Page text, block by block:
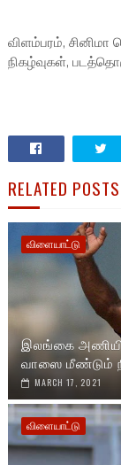
விளம்பரம், சினிமா
நிகழ்வுகள்,
RELATED POSTS
விளையாட்டு
இலங்கை
வாஸை மீண்டும்
MARCH 17, 2021
விளையாட்டு